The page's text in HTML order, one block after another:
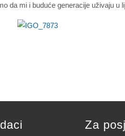
da mi i buduće generacije uživaju u
Za